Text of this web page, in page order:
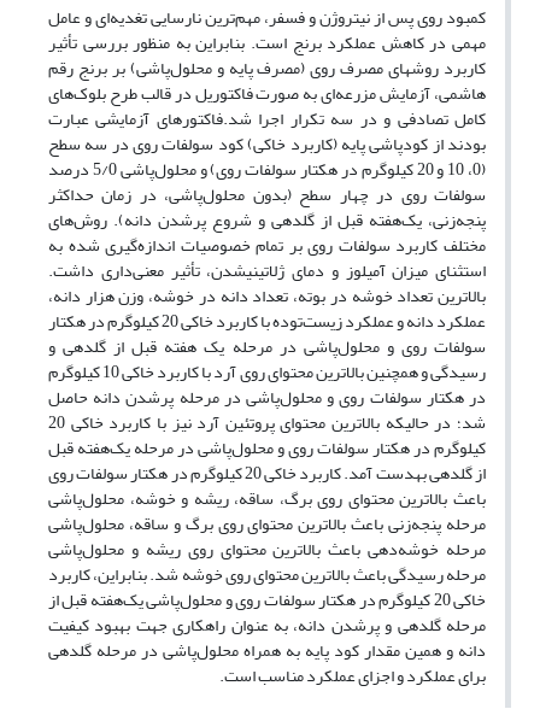
کمبود روی پس از نیتروژن و فسفر، مهم‌ترین نارسایی تغدیه‌ای و عامل
مهمی در کاهش عملکرد برنج است. بنابراین به منظور بررسی تأثیر
کاربرد روش­های مصرف روی (مصرف پایه و محلول‌پاشی) بر برنج رقم
هاشمی، آزمایش مزرعه‌ای به صورت فاکتوریل در قالب طرح بلوک‌های
کامل تصادفی و در سه تکرار اجرا شد.فاکتورهای آزمایشی عبارت
بودند از کودپاشی پایه (کاربرد خاکی) کود سولفات روی در سه سطح
(0، 10 و 20 کیلوگرم در هکتار سولفات روی) و محلول‌پاشی 5/0 درصد
سولفات روی در چهار سطح (بدون محلول‌پاشی، در زمان حداکثر
پنجه‌زنی، یک‌هفته قبل از گلدهی و شروع پرشدن دانه). روش‌های
مختلف کاربرد سولفات روی بر تمام خصوصیات اندازه‌گیری شده به
استثنای میزان آمیلوز و دمای ژلاتینی­شدن، تأثیر معنی‌داری داشت.
بالاترین تعداد خوشه در بوته، تعداد دانه در خوشه، وزن هزار دانه،
عملکرد دانه و عملکرد زیست‌توده با کاربرد خاکی 20 کیلوگرم در هکتار
سولفات روی و محلول‌پاشی در مرحله یک هفته قبل از گلدهی و
رسیدگی و همچنین بالاترین محتوای روی آرد با کاربرد خاکی 10 کیلوگرم
در هکتار سولفات روی و محلول‌پاشی در مرحله پرشدن دانه حاصل
شد؛ در حالی­که بالاترین محتوای پروتئین آرد نیز با کاربرد خاکی 20
کیلوگرم در هکتار سولفات روی و محلول‌پاشی در مرحله یک‌هفته قبل
از گلدهی به­دست آمد. کاربرد خاکی 20 کیلوگرم در هکتار سولفات روی
باعث بالاترین محتوای روی برگ، ساقه، ریشه و خوشه، محلول‌پاشی
مرحله پنجه‌زنی باعث بالاترین محتوای روی برگ و ساقه، محلول‌پاشی
مرحله خوشه‌دهی باعث بالاترین محتوای روی ریشه و محلول‌پاشی
مرحله رسیدگی باعث بالاترین محتوای روی خوشه شد. بنابراین، کاربرد
خاکی 20 کیلوگرم در هکتار سولفات روی و محلول‌پاشی یک‌هفته قبل از
مرحله گلدهی و پرشدن دانه، به عنوان راهکاری جهت بهبود کیفیت
دانه و همین مقدار کود پایه به همراه محلول‌پاشی در مرحله گلدهی
برای عملکرد و اجزای عملکرد مناسب است.